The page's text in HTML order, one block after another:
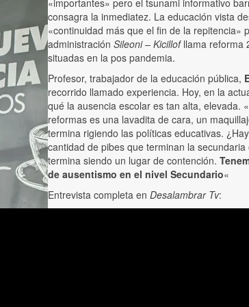
«importantes» pero el tsunami informativo
consagra la inmediatez. La educación vista
«continuidad más que el fin de la repitencia»
administración Sileoni – Kicillofllama reforma
situadas en la pos pandemia.
Profesor, trabajador de la educación pública,
recorrido llamado experiencia. Hoy, en la
qué la ausencia escolar es tan alta, elevada.
reformas es una lavadita de cara, un
termina rigiendo las políticas educativas.
cantidad de pibes que terminan la
termina siendo un lugar de contención.
de ausentismo en el nivel Secundario«
Entrevista completa en Desalambrar Tv: